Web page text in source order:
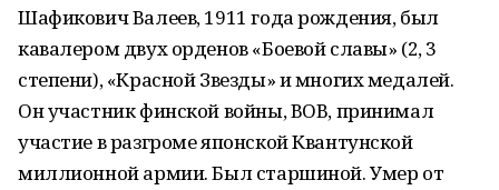
Шафикович Валеев, 1911 года рождения, был
кавалером двух орденов «Боевой славы» (2, 3
степени), «Красной Звезды» и многих медалей.
Он участник финской войны, ВОВ, принимал
участие в разгроме японской Квантунской
миллионной армии. Был старшиной. Умер от